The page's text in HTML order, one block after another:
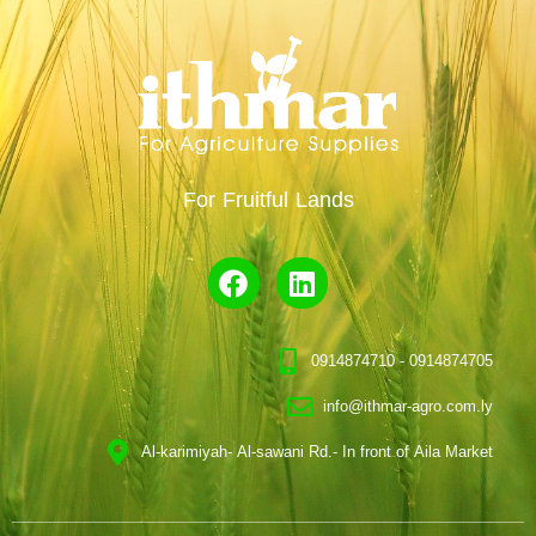
For Fruitful Lands
0914874710 - 0914874705
info@ithmar-agro.com.ly
Al-karimiyah- Al-sawani Rd.- In front of Aila Market